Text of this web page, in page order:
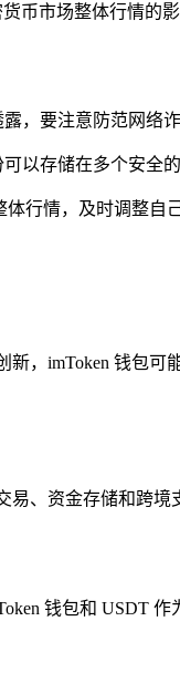
币市场整体行情的
，要注意防范网络
以存储在多个安全
行情，及时调整自
，imToken 钱包
、资金存储和跨
钱包和 USDT